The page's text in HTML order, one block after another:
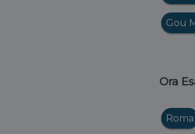
Gou
Ora
Roma